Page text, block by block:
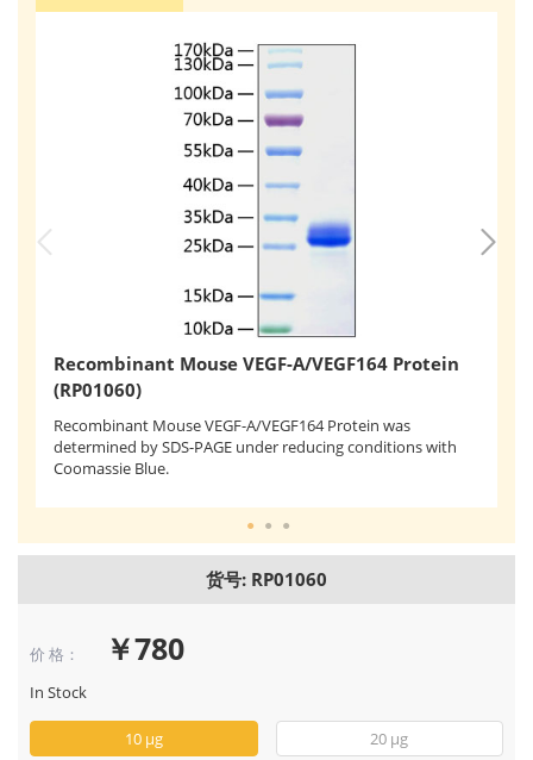
Recombinant Mouse VEGF-A/VEGF164 Protein
(RP01060)
Recombinant Mouse VEGF-A/VEGF164 Protein was
determined by SDS-PAGE under reducing conditions with
Coomassie Blue.
货号: RP01060
价 格： ￥780
In Stock
10 μg 20 μg